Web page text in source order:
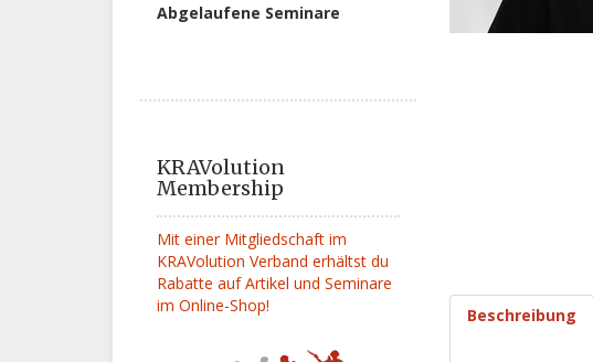
Abgelaufene Seminare
KRAVolution
Membership
Mit einer Mitgliedschaft im
KRAVolution Verband erhältst du
Rabatte auf Artikel und Seminare
im Online-Shop!
Beschreibung